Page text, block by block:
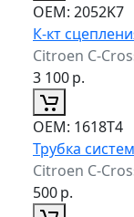
ОЕМ: 2052K7
К-кт
Citroen C-
3 100р.
ОЕМ: 1618T4
Трубка
Citroen C-
500р.